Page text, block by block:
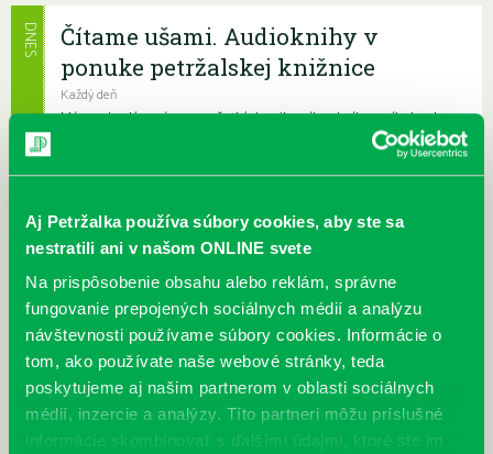
Aj Petržalka používa súbory cookies, aby ste sa
nestratili ani v našom ONLINE svete
Na prispôsobenie obsahu alebo reklám, správne
fungovanie prepojených sociálnych médií a analýzu
návštevnosti používame súbory cookies. Informácie o
tom, ako používate naše webové stránky, teda
poskytujeme aj našim partnerom v oblasti sociálnych
médií, inzercie a analýzy. Títo partneri môžu príslušné
informácie skombinovať s ďalšími údajmi, ktoré ste im
Čítame ušami. Audioknihy v
ponuke petržalskej knižnice
Každý deň
Máme skvelé správy pre všetkých milovníkov kníh a príbehov!
Odteraz si môžete v našej knižnici nielen požičať klasické
DNES
Výdajný knižný box dostupný 24/7
Každý deň
Výdajný box na knihy Knižnice Petržalka je umiestnený pri
vchode do Petržalskej plavárne na Tupolevovej 7B a jeho obsluha
je užívateľsky veľmi jednodu...
Kubo Club už aj v petržalskej
knižnici
Každý deň |Furdekova 1,Haanova 37,Lietavská 16, Prokofievova 5